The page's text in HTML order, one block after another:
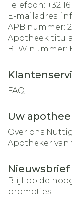
Telefoon: +32
E-mailadres:
APB nummer:
Apotheek
BTW nummer:
FAQ
Uw
Over ons
Apotheker van
Nieuwsbrief
Blijf op de
promoties